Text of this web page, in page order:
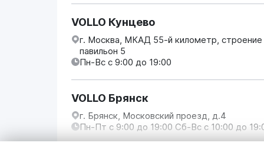
VOLLO Кунцево
г. Москва, МКАД 55-й километр, строение
павильон 5
Пн-Вс с 9:00 до 19:00
VOLLO Брянск
г. Брянск, Московский проезд, д.4
Пн-Пт с 9:00 до 19:00 Сб-Вс с 10:00 до